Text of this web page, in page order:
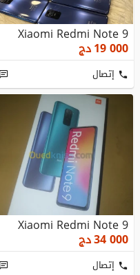
Xiaomi Redmi Note 9
19 000دج
إتصال
Xiaomi Redmi Note 9
34 000دج
إتصال